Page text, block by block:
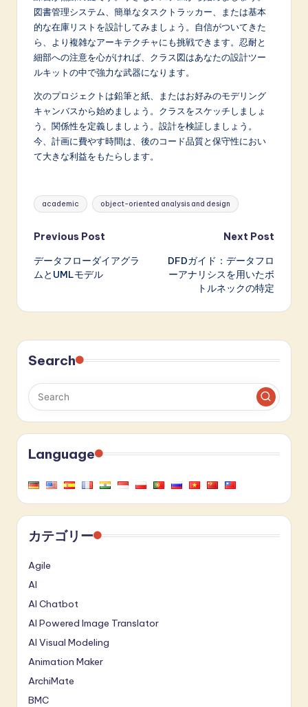
図書管理システム、簡単なタスクトラッカー、または基本
的な在庫リストを設計してみましょう。自信がついてきた
ら、より複雑なアーキテクチャにも挑戦できます。忍耐と
細部への注意を心がければ、クラス図はあなたの設計ツー
ルキットの中で強力な武器になります。
次のプロジェクトは鉛筆と紙、またはお好みのモデリング
キャンバスから始めましょう。クラスをスケッチしましょ
う。関係性を定義しましょう。設計を検証しましょう。
今、計画に費やす時間は、後のコード品質と保守性におい
て大きな利益をもたらします。
Tags:
academic object-oriented analysis and design
Post
navigation
Previous Post
データフローダイアグラ
ムとUMLモデル
Next Post
DFDガイド：データフロ
ーアナリシスを用いたボ
トルネックの特定
Search
Language
カテゴリー
Agile
AI
AI Chatbot
AI Powered Image Translator
AI Visual Modeling
Animation Maker
ArchiMate
BMC